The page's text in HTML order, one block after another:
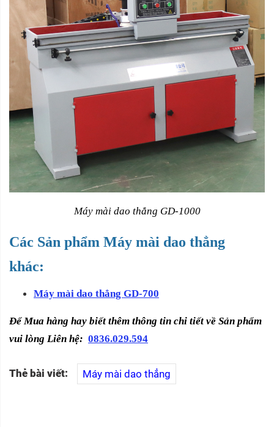
Máy mài dao thẳng GD-1000
Các Sản phẩm Máy mài dao thẳng
khác:
Máy mài dao thẳng GD-700
Để Mua hàng hay biết thêm thông tin chi tiết về Sản phẩm
vui lòng Liên hệ: 0836.029.594
Thẻ bài viết: Máy mài dao thẳng